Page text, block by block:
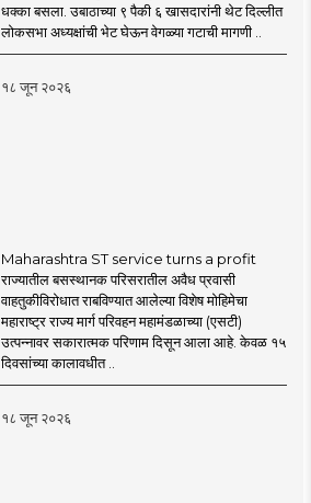
धक्का बसला. उबाठाच्या ९ पैकी ६ खासदारांनी थेट दिल्लीत
लोकसभा अध्यक्षांची भेट घेऊन वेगळ्या गटाची मागणी ..
१८ जून २०२६
Maharashtra ST service turns a profit
राज्यातील बसस्थानक परिसरातील अवैध प्रवासी
वाहतुकीविरोधात राबविण्यात आलेल्या विशेष मोहिमेचा
महाराष्ट्र राज्य मार्ग परिवहन महामंडळाच्या (एसटी)
उत्पन्नावर सकारात्मक परिणाम दिसून आला आहे. केवळ १५
दिवसांच्या कालावधीत ..
१८ जून २०२६